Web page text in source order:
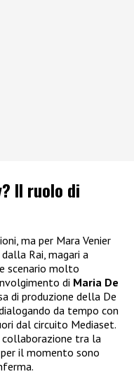
Il ruolo di
ma per Mara Venier
Rai, magari a
scenario molto
di Maria De
di produzione della De
da tempo con
dal circuito Mediaset.
collaborazione tra la
il momento sono